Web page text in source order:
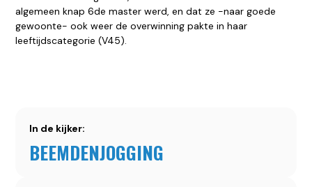
algemeen knap 6de master werd, en dat ze -naar goede
gewoonte- ook weer de overwinning pakte in haar
leeftijdscategorie (V45).
In de kijker:
BEEMDENJOGGING